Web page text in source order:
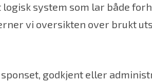
system som lar både
vi oversikten over brukt
godkjent eller